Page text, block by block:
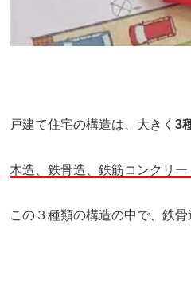
戸建て住宅の構造は、大きく 3
木造、鉄骨造、鉄筋コンクリー
この３種類の構造の中で、鉄骨